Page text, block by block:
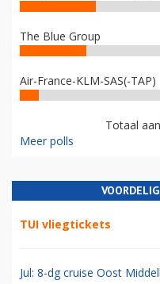
The Blue Group
Air-France-KLM-SAS(-TAP)
Totaal
Meer polls
TUI vliegtickets
Jul: 8-dg cruise Oost